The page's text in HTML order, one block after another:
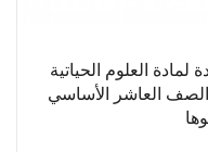
العلوم الحياتية
الصف العاشر الأساسي